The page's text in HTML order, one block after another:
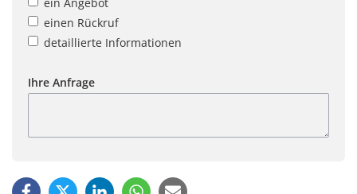
einen Rückruf
detaillierte Informationen
Ihre Anfrage